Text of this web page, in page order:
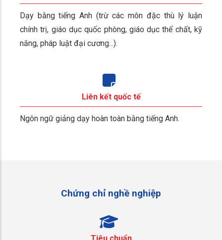
Dạy bằng tiếng Anh (trừ các môn đặc thù lý luận
chính trị, giáo dục quốc phòng, giáo dục thể chất, kỹ
năng, pháp luật đại cương...).
Liên kết quốc tế
Ngôn ngữ giảng dạy hoàn toàn bằng tiếng Anh.
Chứng chỉ nghề nghiệp